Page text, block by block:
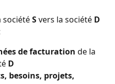
société S vers la société D
de facturation de la
D
besoins, projets,